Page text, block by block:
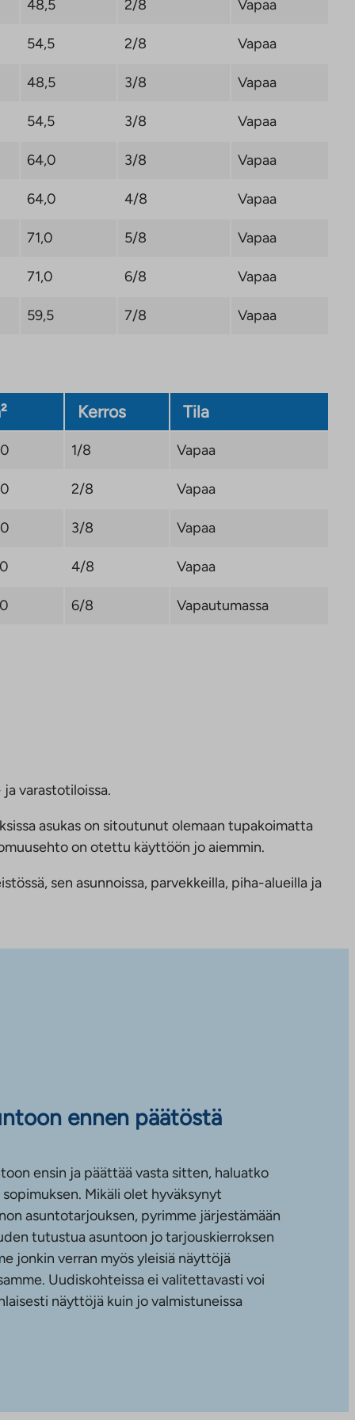
48,5 2/8 Vapaa
54,5 2/8 Vapaa
48,5 3/8 Vapaa
54,5 3/8 Vapaa
64,0 3/8 Vapaa
64,0 4/8 Vapaa
71,0 5/8 Vapaa
71,0 6/8 Vapaa
59,5 7/8 Vapaa
Kerros Tila
1/8 Vapaa
2/8 Vapaa
3/8 Vapaa
4/8 Vapaa
6/8 Vapautumassa
varastotiloissa.
asukas on sitoutunut olemaan tupakoimatta
on otettu käyttöön jo aiemmin.
sen asunnoissa, parvekkeilla, piha-alueilla ja
ennen päätöstä
ensin ja päättää vasta sitten, haluatko
Mikäli olet hyväksynyt
asuntotarjouksen, pyrimme järjestämään
tutustua asuntoon jo tarjouskierroksen
jonkin verran myös yleisiä näyttöjä
Uudiskohteissa ei valitettavasti voi
näyttöjä kuin jo valmistuneissa